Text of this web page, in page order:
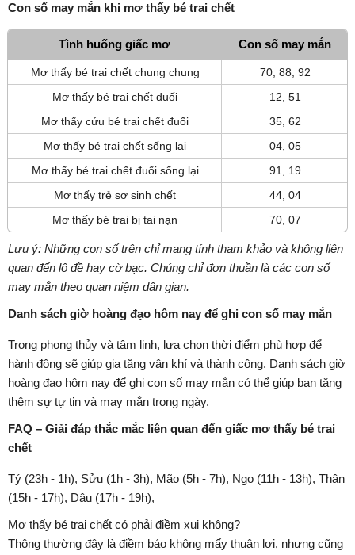
Con số may mắn khi mơ thấy bé trai chết
Tình huống giấc mơ Con số may mắn
Mơ thấy bé trai chết chung chung
70, 88, 92
Mơ thấy bé trai chết đuối
12, 51
Mơ thấy cứu bé trai chết đuối
35, 62
Mơ thấy bé trai chết sống lại
04, 05
Mơ thấy bé trai chết đuối sống lại
91, 19
Mơ thấy trẻ sơ sinh chết
44, 04
Mơ thấy bé trai bị tai nạn
70, 07
Lưu ý: Những con số trên chỉ mang tính tham khảo và không liên
quan đến lô đề hay cờ bạc. Chúng chỉ đơn thuần là các con số
may mắn theo quan niệm dân gian.
Danh sách giờ hoàng đạo hôm nay để ghi con số may mắn
Trong phong thủy và tâm linh, lựa chọn thời điểm phù hợp để
hành động sẽ giúp gia tăng vận khí và thành công. Danh sách giờ
hoàng đạo hôm nay để ghi con số may mắn có thể giúp bạn tăng
thêm sự tự tin và may mắn trong ngày.
FAQ – Giải đáp thắc mắc liên quan đến giấc mơ thấy bé trai
chết
Tý (23h - 1h), Sửu (1h - 3h), Mão (5h - 7h), Ngọ (11h - 13h), Thân
(15h - 17h), Dậu (17h - 19h),
Mơ thấy bé trai chết có phải điềm xui không?
Thông thường đây là điềm báo không mấy thuận lợi, nhưng cũng